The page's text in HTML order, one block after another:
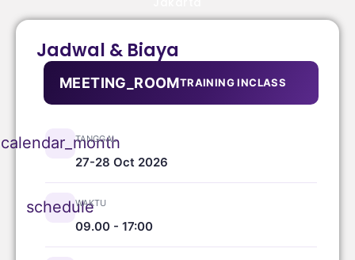
Jadwal & Biaya
MEETING_ROOMTRAINING INCLASS
calendar_month
TANGGAL
27-28 Oct 2026
schedule
WAKTU
09.00 - 17:00